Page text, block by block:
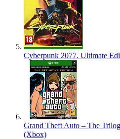
Cyberpunk 2077. Ultimate
Grand Theft Auto – The
(Xbox)